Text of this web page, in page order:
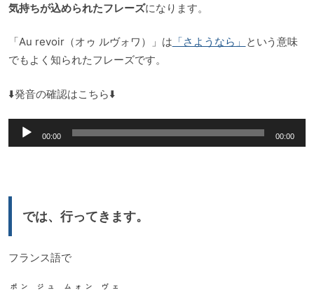
気持ちが込められたフレーズになります。
「Au revoir（オゥ ルヴォワ）」は 「さようなら」 という意味
でもよく知られたフレーズです。
⬇️発音の確認はこちら⬇️
声
00:00 00:00
では、行ってきます。
フランス語で
ボン ジュ ムォン ヴェ